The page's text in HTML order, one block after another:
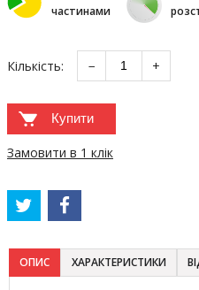
частинами
Кількість: − +
Купити
Замовити в 1 клік
ОПИС ХАРАКТЕРИСТИКИ